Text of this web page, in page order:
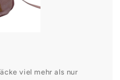
viel mehr als nur